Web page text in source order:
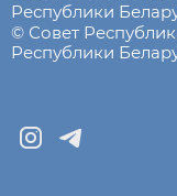
Республики
© Совет
Республики